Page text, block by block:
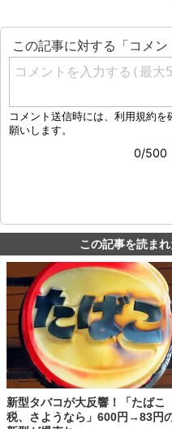
この記事を読ま
新型タバコが大反響！「たばこ
税、さようなら」600円→83円